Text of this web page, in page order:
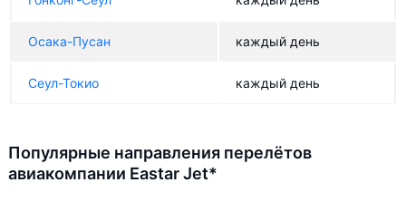
Осака-Пусан каждый день
Сеул-Токио каждый день
Популярные направления перелётов
авиакомпании Eastar Jet*